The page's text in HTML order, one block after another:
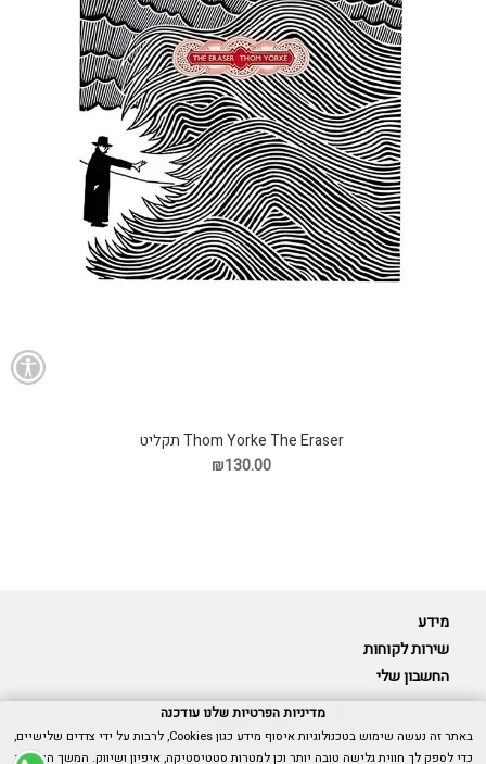
Thom Yorke The Eraser תקליט
₪130.00
מידע
שירות לקוחות
החשבון שלי
מדיניות הפרטיות שלנו עודכנה
באתר זה נעשה שימוש בטכנולוגיות איסוף מידע כגון Cookies, לרבות על ידי צדדים שלישיים,
כדי לספק לך חווית גלישה טובה יותר וכן למטרות סטטיסטיקה, איפיון ושיווק. המשך הגלישה